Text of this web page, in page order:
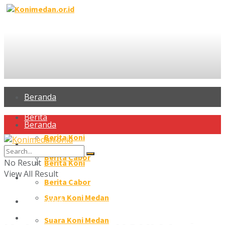
Beranda
Berita
Berita Koni
Berita Cabor
Profil Atlet
Suara Koni Medan
Galeri
Beranda
Berita
Berita Koni
Berita Cabor
Profil Atlet
Suara Koni Medan
No Result
View All Result